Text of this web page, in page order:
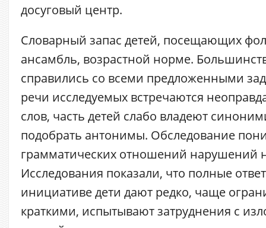
досуговый центр.
Словарный запас детей, посещающих
ансамбль, возрастной норме.
справились со всеми предложенными
речи исследуемых встречаются
слов, часть детей слабо владеют
подобрать антонимы. Обследование
грамматических отношений нарушений
Исследования показали, что полные
инициативе дети дают редко, чаще
краткими, испытывают затруднения с